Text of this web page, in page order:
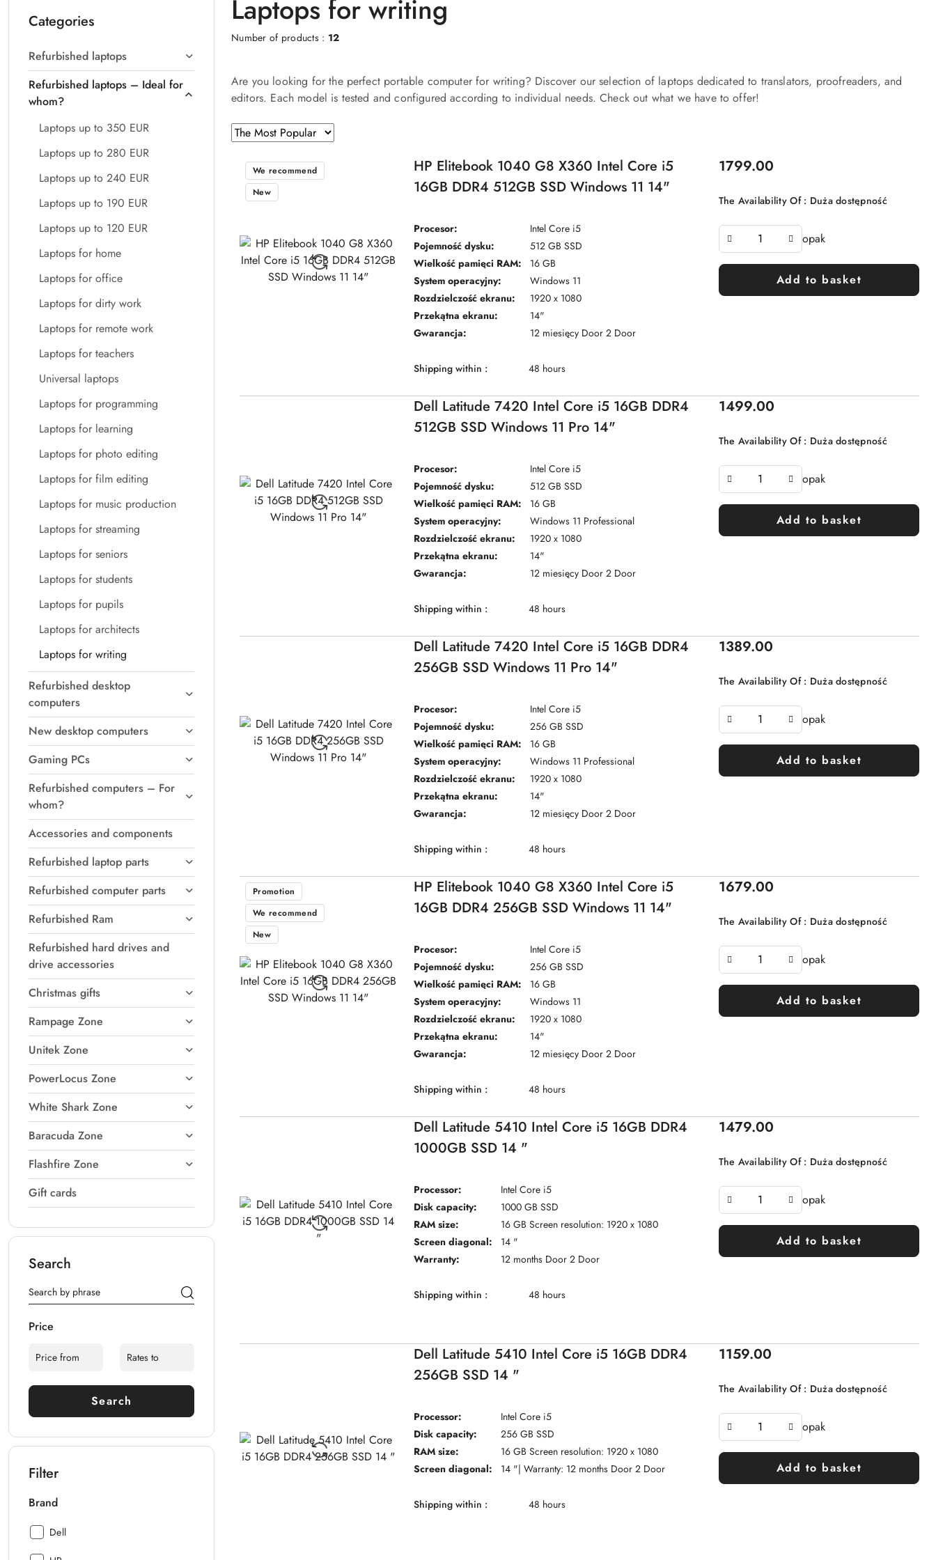
Categories
Refurbished laptops
Refurbished laptops – Ideal for
whom?
Laptops up to 350 EUR
Laptops up to 280 EUR
Laptops up to 240 EUR
Laptops up to 190 EUR
Laptops up to 120 EUR
Laptops for home
Laptops for office
Laptops for dirty work
Laptops for remote work
Laptops for teachers
Universal laptops
Laptops for programming
Laptops for learning
Laptops for photo editing
Laptops for film editing
Laptops for music production
Laptops for streaming
Laptops for seniors
Laptops for students
Laptops for pupils
Laptops for architects
Laptops for writing
Refurbished desktop
computers
New desktop computers
Gaming PCs
Refurbished computers – For
whom?
Accessories and components
Refurbished laptop parts
Refurbished computer parts
Refurbished Ram
Refurbished hard drives and
drive accessories
Christmas gifts
Rampage Zone
Unitek Zone
PowerLocus Zone
White Shark Zone
Baracuda Zone
Flashfire Zone
Gift cards
Search
Price
Search
Filter
Brand
Brand:
Dell
Laptops for writing
Number of products : 12
Are you looking for the perfect portable computer for writing? Discover our selection of laptops dedicated to translators, proofreaders, and
editors. Each model is tested and configured according to individual needs. Check out what we have to offer!
Sorting
applied:
The
Most
Popular
Sort
by
HP Elitebook 1040 G8 X360 Intel Core i5
16GB DDR4 512GB SSD Windows 11 14"
Procesor:
Intel Core i5
Pojemność dysku:
512 GB SSD
Wielkość pamięci RAM:
16 GB
System operacyjny:
Windows 11
Rozdzielczość ekranu:
1920 x 1080
Przekątna ekranu:
14"
Gwarancja:
12 miesięcy Door 2 Door
Shipping within : 48 hours
Price:
1799.00
The Availability Of : Duża dostępność
opak
Add to basket
We recommend
New
Dell Latitude 7420 Intel Core i5 16GB DDR4
512GB SSD Windows 11 Pro 14"
Procesor:
Intel Core i5
Pojemność dysku:
512 GB SSD
Wielkość pamięci RAM:
16 GB
System operacyjny:
Windows 11 Professional
Rozdzielczość ekranu:
1920 x 1080
Przekątna ekranu:
14"
Gwarancja:
12 miesięcy Door 2 Door
Shipping within : 48 hours
Price:
1499.00
The Availability Of : Duża dostępność
opak
Add to basket
Dell Latitude 7420 Intel Core i5 16GB DDR4
256GB SSD Windows 11 Pro 14"
Procesor:
Intel Core i5
Pojemność dysku:
256 GB SSD
Wielkość pamięci RAM:
16 GB
System operacyjny:
Windows 11 Professional
Rozdzielczość ekranu:
1920 x 1080
Przekątna ekranu:
14"
Gwarancja:
12 miesięcy Door 2 Door
Shipping within : 48 hours
Price:
1389.00
The Availability Of : Duża dostępność
opak
Add to basket
HP Elitebook 1040 G8 X360 Intel Core i5
16GB DDR4 256GB SSD Windows 11 14"
Procesor:
Intel Core i5
Pojemność dysku:
256 GB SSD
Wielkość pamięci RAM:
16 GB
System operacyjny:
Windows 11
Rozdzielczość ekranu:
1920 x 1080
Przekątna ekranu:
14"
Gwarancja:
12 miesięcy Door 2 Door
Shipping within : 48 hours
Price:
1679.00
The Availability Of : Duża dostępność
opak
Add to basket
Promotion
We recommend
New
Dell Latitude 5410 Intel Core i5 16GB DDR4
1000GB SSD 14 "
Processor:
Intel Core i5
Disk capacity:
1000 GB SSD
RAM size:
16 GB Screen resolution: 1920 x 1080
Screen diagonal:
14 "
Warranty:
12 months Door 2 Door
Shipping within : 48 hours
Price:
1479.00
The Availability Of : Duża dostępność
opak
Add to basket
Dell Latitude 5410 Intel Core i5 16GB DDR4
256GB SSD 14 "
Processor:
Intel Core i5
Disk capacity:
256 GB SSD
RAM size:
16 GB Screen resolution: 1920 x 1080
Screen diagonal:
14 "| Warranty: 12 months Door 2 Door
Shipping within : 48 hours
Price:
1159.00
The Availability Of : Duża dostępność
opak
Add to basket